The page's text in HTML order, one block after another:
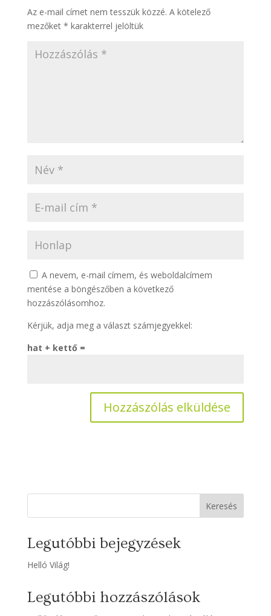
Az e-mail címet nem tesszük közzé. A kötelező
mezőket * karakterrel jelöltük
A nevem, e-mail címem, és weboldalcímem
mentése a böngészőben a következő
hozzászólásomhoz.
Kérjük, adja meg a választ számjegyekkel:
hat + kettő =
Keresés
Legutóbbi bejegyzések
Helló Világ!
Legutóbbi hozzászólások